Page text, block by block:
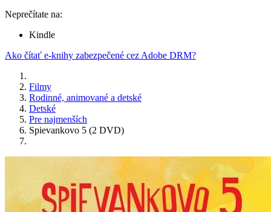
Neprečítate na:
Kindle
Ako čítať e-knihy zabezpečené cez Adobe DRM?
Filmy
Rodinné, animované a detské
Detské
Pre najmenších
Spievankovo 5 (2 DVD)